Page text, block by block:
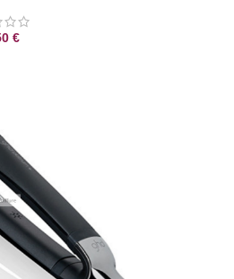
€